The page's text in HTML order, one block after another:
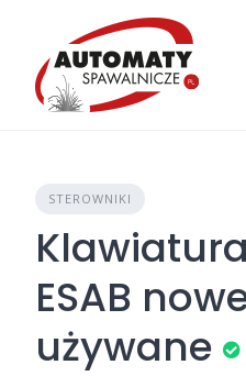
content
STEROWNIKI
ESAB
używane